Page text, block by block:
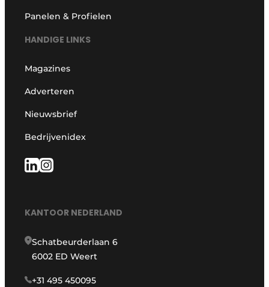
Panelen & Profielen
HANDIGE LINKS
Magazines
Adverteren
Nieuwsbrief
Bedrijvenidex
KANTOOR NEDERLAND
Schatbeurderlaan 6
6002 ED Weert
+31 495 450095